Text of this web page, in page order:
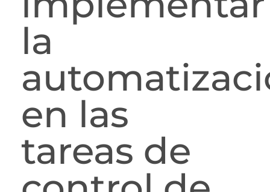
la
en las
tareas de